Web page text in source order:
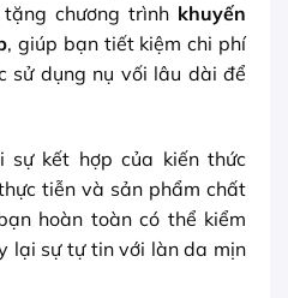
chương trình khuyến
, giúp bạn tiết kiệm chi phí
sử dụng nụ vối lâu dài để
sự kết hợp của kiến thức
tiễn và sản phẩm chất
hoàn toàn có thể kiểm
lại sự tự tin với làn da mịn